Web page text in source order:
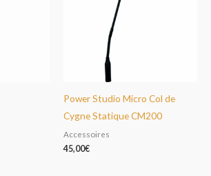
Power Studio Micro Col de
Cygne Statique CM200
Accessoires
45,00€